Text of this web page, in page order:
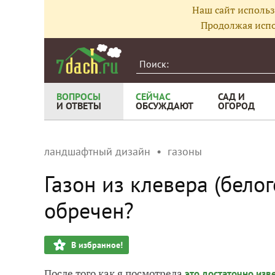
Наш сайт
Продолжая
ВОПРОСЫ
И ОТВЕТЫ
СЕЙЧАС
ОБСУЖДАЮТ
САД И
ОГОРОД
ландшафтный дизайн газоны
Газон из клевера
обречен?
В избранное!